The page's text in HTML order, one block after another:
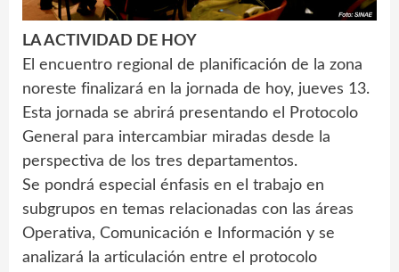
LA ACTIVIDAD DE HOY
El encuentro regional de planificación de la zona
noreste finalizará en la jornada de hoy, jueves 13.
Esta jornada se abrirá presentando el Protocolo
General para intercambiar miradas desde la
perspectiva de los tres departamentos.
Se pondrá especial énfasis en el trabajo en
subgrupos en temas relacionadas con las áreas
Operativa, Comunicación e Información y se
analizará la articulación entre el protocolo